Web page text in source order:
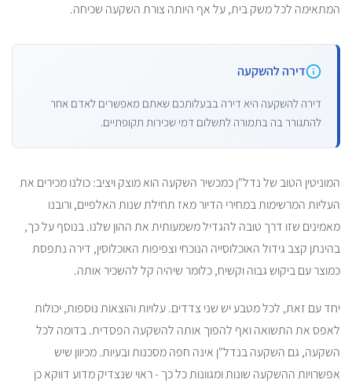
המתאימה לכל משק בית, על אף היותה צורת השקעה שכיחה.
דירה להשקעה
דירה להשקעה היא דירה בבעלותכם שאתם מאפשרים לאדם אחר
להתגורר בה בתמורה לתשלום דמי שכירות תקופתיים.
המוניטין הטוב של נדל"ן כמכשיר השקעה הוא מוצק ויציב: כולנו מכירים את
העליות המרשימות במחירי הדיור מאז תחילת שנות האלפיים, ורובנו
מאמינים שזו דרך טובה להגדיל משמעותית את ההון שלנו. בנוסף על כך,
בהינתן קצב גידול האוכלוסייה הנוכחי וצפיפות האוכלוסין, דירה נתפסת
כמוצר עם ביקוש גבוה וקשיח, כלומר שיהיה קל להשכיר אותה.
יחד עם זאת, לכל מטבע יש שני צדדים. עלויות והוצאות נוספות, יכולות
לאפס את התשואה ואף להפוך אותה להשקעה הפסדית. בדומה לכל
השקעה, גם השקעה בנדל"ן אינה חפה מסכנות ובעיות. מכיוון שיש
אפשרויות ההשקעה שונות ומגוונות כל כך - ראוי שנצדיק מדוע דווקא כן